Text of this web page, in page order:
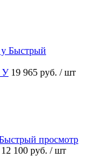
Быстрый
У 19 965 руб. / шт
просмотр
12 100 руб. / шт